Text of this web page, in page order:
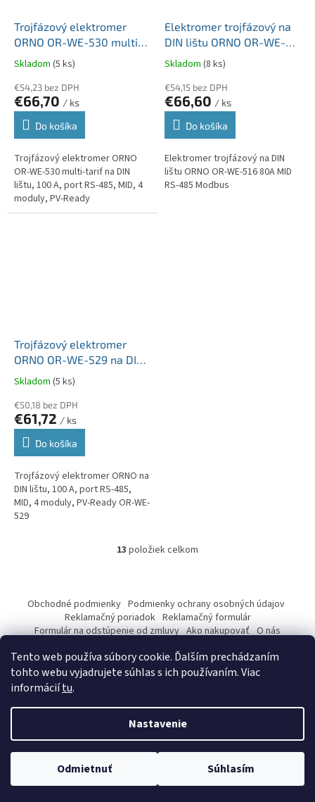
Tento web používa súbory cookie. Ďalším prechádzaním
tohto webu vyjadrujete súhlas s ich používaním. Viac
informáciítu.
Nastavenie
Odmietnuť Súhlasím
Trojfázový elektromer
ORNO OR-WE-530 multi-
tarif na DIN lištu, 100 A,
port RS-485, MID, 4
moduly, PV-Ready
Skladom (5 ks)
€54,23 bez DPH
€66,70 / ks
Do košíka
Trojfázový elektromer ORNO
OR-WE-530 multi-tarif na DIN
lištu, 100 A, port RS-485, MID, 4
moduly, PV-Ready
Elektromer trojfázový na
DIN lištu ORNO OR-WE-
516 80A MID RS-485
Modbus
Skladom (8 ks)
€54,15 bez DPH
€66,60 / ks
Do košíka
Elektromer trojfázový na DIN
lištu ORNO OR-WE-516 80A MID
RS-485 Modbus
Trojfázový elektromer
ORNO OR-WE-529 na DIN
lištu, 100 A, port RS-485,
MID, 4 moduly, PV-Ready
Skladom (5 ks)
€50,18 bez DPH
€61,72 / ks
Do košíka
Trojfázový elektromer ORNO na
DIN lištu, 100 A, port RS-485,
MID, 4 moduly, PV-Ready OR-WE-
529
O
d
a
c
i
e
p
y
v
ý
i
13 položiek celkom
ä
Obchodné podmienky Podmienky ochrany osobných údajov
Reklamačný poriadok Reklamačný formulár
Formulár na odstúpenie od zmluvy Ako nakupovať O nás
Copyright 2026pwetech.store. Všetky práva vyhradené.Upraviť